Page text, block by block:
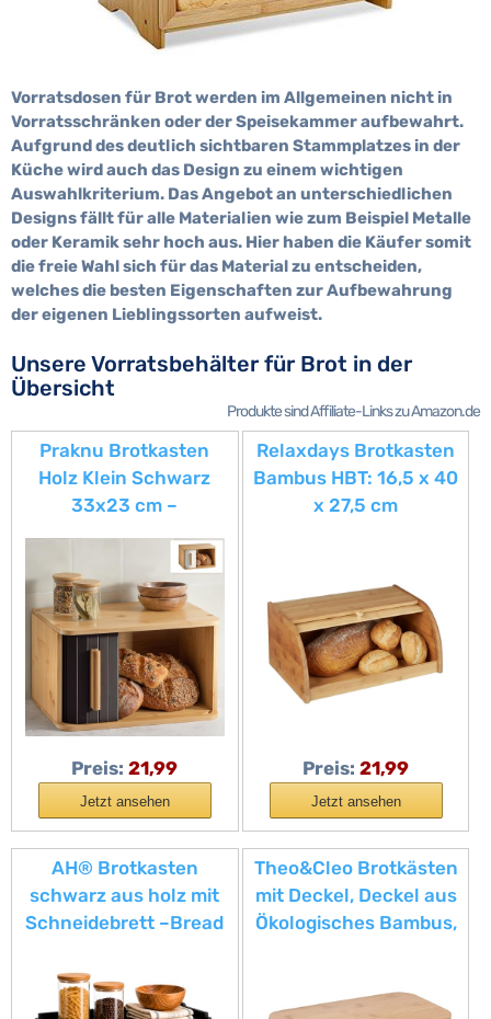
Vorratsdosen für Brot werden im Allgemeinen nicht in
Vorratsschränken oder der Speisekammer aufbewahrt.
Aufgrund des deutlich sichtbaren Stammplatzes in der
Küche wird auch das Design zu einem wichtigen
Auswahlkriterium. Das Angebot an unterschiedlichen
Designs fällt für alle Materialien wie zum Beispiel Metalle
oder Keramik sehr hoch aus. Hier haben die Käufer somit
die freie Wahl sich für das Material zu entscheiden,
welches die besten Eigenschaften zur Aufbewahrung
der eigenen Lieblingssorten aufweist.
Unsere Vorratsbehälter für Brot in der
Übersicht
Produkte sind Affiliate-Links zu Amazon.de
Praknu Brotkasten
Holz Klein Schwarz
33x23 cm –
Schiebetür – Brotbox
Preis: 21,99
Jetzt ansehen
Relaxdays Brotkasten
Bambus HBT: 16,5 x 40
x 27,5 cm
Aufbewahrung
Brotkiste mit
Rolldeckel als
Brottrommel oder
Brotwächter für
Preis: 21,99
Jetzt ansehen
AH® Brotkasten
schwarz aus holz mit
Schneidebrett –Bread
Theo&Cleo Brotkästen
mit Deckel, Deckel aus
Ökologisches Bambus,
Geräumiger Retro